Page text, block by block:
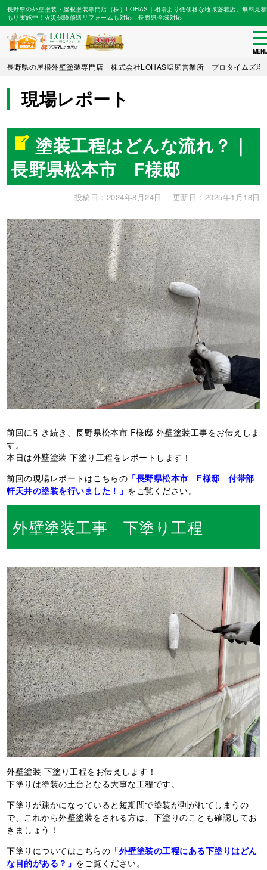
Skip
main
content
長野県の外壁塗装・屋根塗装専門店（株）LOHAS｜相場より低価格な地域密着店。無料見積
もり実施中！火災保険修繕リフォームも対応 長野県全域対応
長野県の屋根外壁塗装専門店 株式会社LOHAS塩尻営業所 プロタイムズ塩
現場レポート
塗装工程はどんな流れ？｜
長野県松本市 F様邸
投稿日：2024年8月24日 更新日：2025年1月18日
前回に引き続き、長野県松本市 F様邸 外壁塗装工事をお伝えしま
す。
本日は外壁塗装 下塗り工程をレポートします！
前回の現場レポートはこちらの 「長野県松本市 F様邸 付帯部
軒天井の塗装を行いました！」 をご覧ください。
外壁塗装工事 下塗り工程
外壁塗装 下塗り工程をお伝えします！
下塗りは塗装の土台となる大事な工程です。
下塗りが疎かになっていると短期間で塗装が剥がれてしまうの
で、これから外壁塗装をされる方は、下塗りのことも確認してお
きましょう！
下塗りについてはこちらの 「外壁塗装の工程にある下塗りはどん
な目的がある？」 をご覧ください。